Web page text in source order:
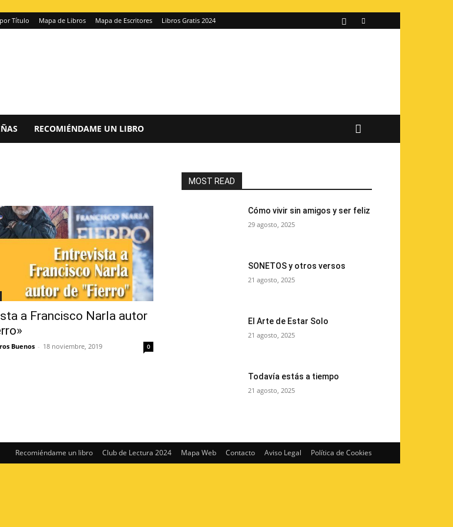
Título Mapa de Libros Mapa de Escritores Libros Gratis 2024
RECOMIÉNDAME UN LIBRO
a Francisco Narla autor
Buenos - 18 noviembre, 2019 0
MOST READ
Cómo vivir sin amigos y ser feliz
29 agosto, 2025
SONETOS y otros versos
21 agosto, 2025
El Arte de Estar Solo
21 agosto, 2025
Todavía estás a tiempo
21 agosto, 2025
Recomiéndame un libro Club de Lectura 2024 Mapa Web Contacto Aviso Legal Política de Cookies